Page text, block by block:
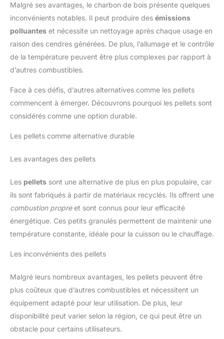
Malgré ses avantages, le charbon de bois présente quelques
inconvénients notables. Il peut produire des émissions
polluantes et nécessite un nettoyage après chaque usage en
raison des cendres générées. De plus, l’allumage et le contrôle
de la température peuvent être plus complexes par rapport à
d’autres combustibles.
Face à ces défis, d’autres alternatives comme les pellets
commencent à émerger. Découvrons pourquoi les pellets sont
considérés comme une option durable.
Les pellets comme alternative durable
Les avantages des pellets
Les pellets sont une alternative de plus en plus populaire, car
ils sont fabriqués à partir de matériaux recyclés. Ils offrent une
combustion propreet sont connus pour leur efficacité
énergétique. Ces petits granulés permettent de maintenir une
température constante, idéale pour la cuisson ou le chauffage.
Les inconvénients des pellets
Malgré leurs nombreux avantages, les pellets peuvent être
plus coûteux que d’autres combustibles et nécessitent un
équipement adapté pour leur utilisation. De plus, leur
disponibilité peut varier selon la région, ce qui peut être un
obstacle pour certains utilisateurs.